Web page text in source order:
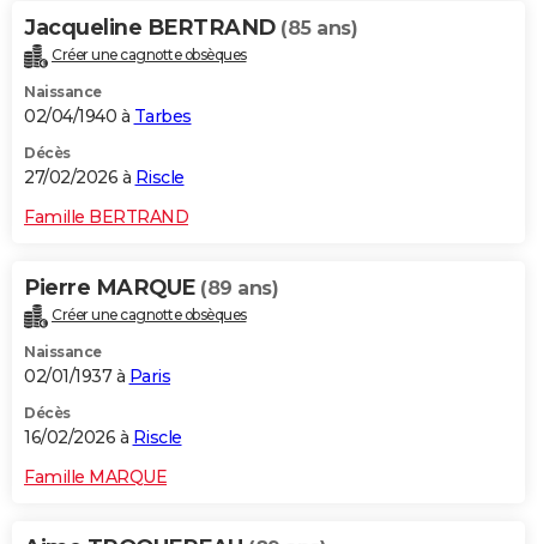
Jacqueline BERTRAND (85 ans)
Créer une cagnotte obsèques
Naissance
02/04/1940 à Tarbes
Décès
27/02/2026 à Riscle
Famille BERTRAND
Pierre MARQUE (89 ans)
Créer une cagnotte obsèques
Naissance
02/01/1937 à Paris
Décès
16/02/2026 à Riscle
Famille MARQUE